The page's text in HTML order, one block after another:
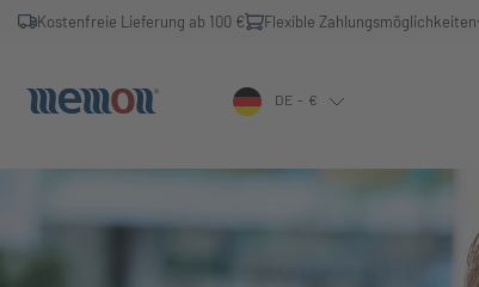
Kostenfreie Lieferung ab 100 € Flexible Zahlungsmöglichkeiten
DE - €